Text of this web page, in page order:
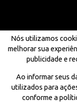
Nós utilizamos
melhorar sua
publicidade e
Ao informar seus
utilizados para
conforme a